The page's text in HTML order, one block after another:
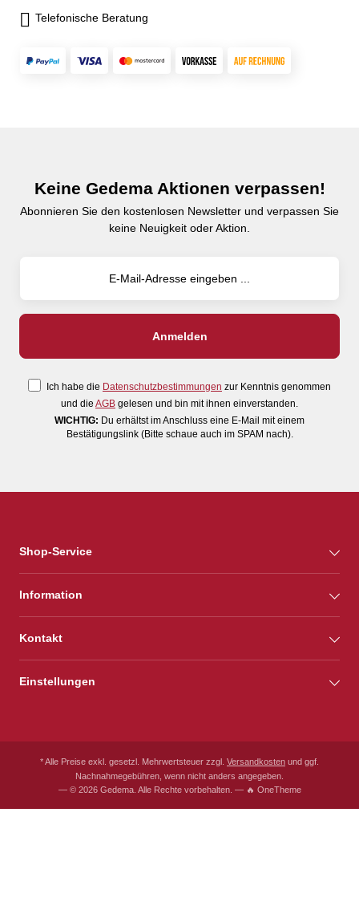
Telefonische Beratung
Keine Gedema Aktionen verpassen!
Abonnieren Sie den kostenlosen Newsletter und verpassen Sie
keine Neuigkeit oder Aktion.
Ich habe die Datenschutzbestimmungen zur Kenntnis genommen
und die AGB gelesen und bin mit ihnen einverstanden.
WICHTIG: Du erhältst im Anschluss eine E-Mail mit einem
Bestätigungslink (Bitte schaue auch im SPAM nach).
Shop-Service
Information
Kontakt
Einstellungen
* Alle Preise exkl. gesetzl. Mehrwertsteuer zzgl. Versandkosten und ggf.
Nachnahmegebühren, wenn nicht anders angegeben.
— © 2026 Gedema. Alle Rechte vorbehalten. — 🔥 OneTheme